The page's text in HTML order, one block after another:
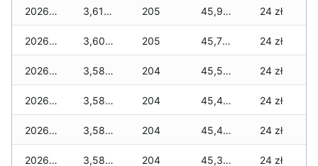
2026-02-16 3,610 zł 205 45,970 zł 24 zł
2026-02-15 3,600 zł 205 45,760 zł 24 zł
2026-02-14 3,580 zł 204 45,540 zł 24 zł
2026-02-13 3,580 zł 204 45,490 zł 24 zł
2026-02-12 3,580 zł 204 45,490 zł 24 zł
2026-02-11 3,580 zł 204 45,350 zł 24 zł